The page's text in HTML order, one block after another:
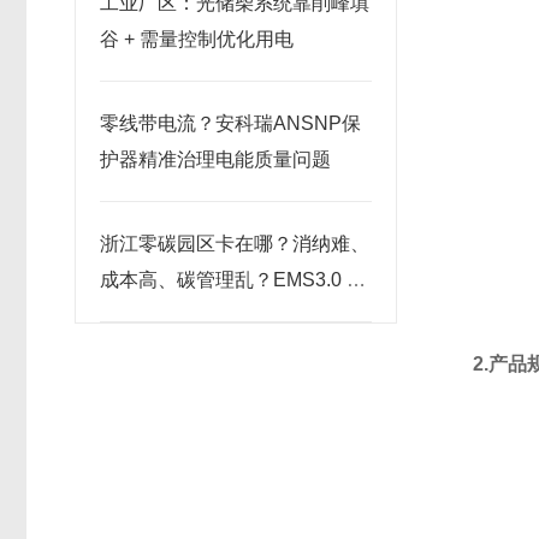
谷 + 需量控制优化用电
零线带电流？安科瑞ANSNP保
护器精准治理电能质量问题
浙江零碳园区卡在哪？消纳难、
成本高、碳管理乱？EMS3.0 源
2.产品